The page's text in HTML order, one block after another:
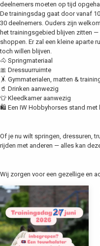
deelnemers moeten op tijd
De trainingsdag gaat door vanaf
30 deelnemers. Ouders zijn
het trainingsgebied blijven zitten
shoppen. Er zal een kleine aparte
toch willen blijven.
🐴 Springmateriaal
🎀 Dressuurruimte
🤸 Gymmaterialen, matten &
🥤 Drinken aanwezig
👕 Kleedkamer aanwezig
🛍️ Een IW Hobbyhorses stand met
Of je nu wilt springen, dressuren,
rijden met anderen — alles kan
Wij zorgen voor een gezellige en